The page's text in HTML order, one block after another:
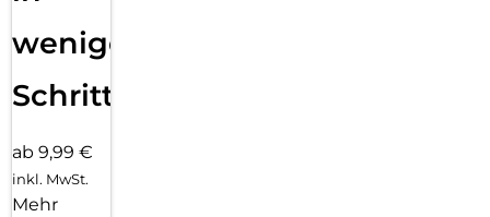
wenigen
Schritten
ab 9,99 €
inkl. MwSt.
Mehr